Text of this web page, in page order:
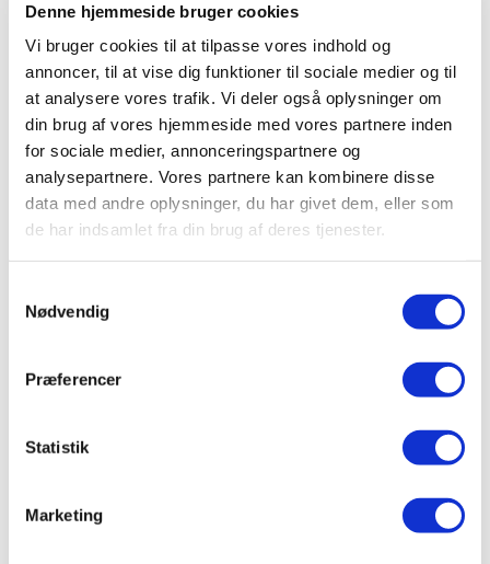
Denne hjemmeside bruger cookies
Vi bruger cookies til at tilpasse vores indhold og
annoncer, til at vise dig funktioner til sociale medier og til
at analysere vores trafik. Vi deler også oplysninger om
din brug af vores hjemmeside med vores partnere inden
for sociale medier, annonceringspartnere og
analysepartnere. Vores partnere kan kombinere disse
data med andre oplysninger, du har givet dem, eller som
de har indsamlet fra din brug af deres tjenester.
Nødvendig
Præferencer
Statistik
Marketing
gode beslutninger om, hvordan du bedst beskytter dig selv
og dine værdier.
Ansvar og forpligtelser
Forsikringsvilkårene fastlægger ogsåforsikringstagerens
ansvar og forpligtelser. Dette kan omfatte krav om at
opretholde sikkerhedsforanstaltninger, gennemføre
regelmæssige inspektioner eller give korrekte oplysninger
til forsikringsselskabet.
Ved at være opmærksom på disse forpligtelser kan du
erstatning på grund af manglende overholdelse af
Skadesanmeldelsesprocedure
Forsikringsvilkårene beskriver også den procedure, der
skal følges ved indgivelse af en skadesanmeldelse. Ved at